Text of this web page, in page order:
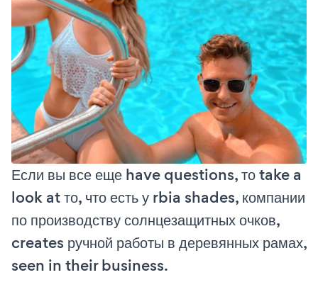
Если вы все еще have questions, то take a
look at то, что есть у rbia shades, компании
по производству солнцезащитных очков,
creates ручной работы в деревянных рамах,
seen in their business.